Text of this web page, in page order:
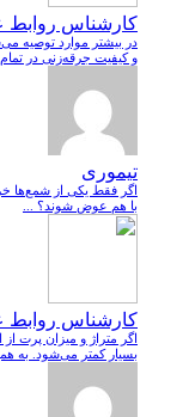
کارشناس روابط
در بیشتر موارد توصیه
و کیفیت جرقه‌زنی در
تیموری
اگر فقط یکی از شمع‌ها
با هم عوض شوند؟ ...
کارشناس روابط
اگر متراژ و میزان پرت
بسیار کمتر می‌شود. به